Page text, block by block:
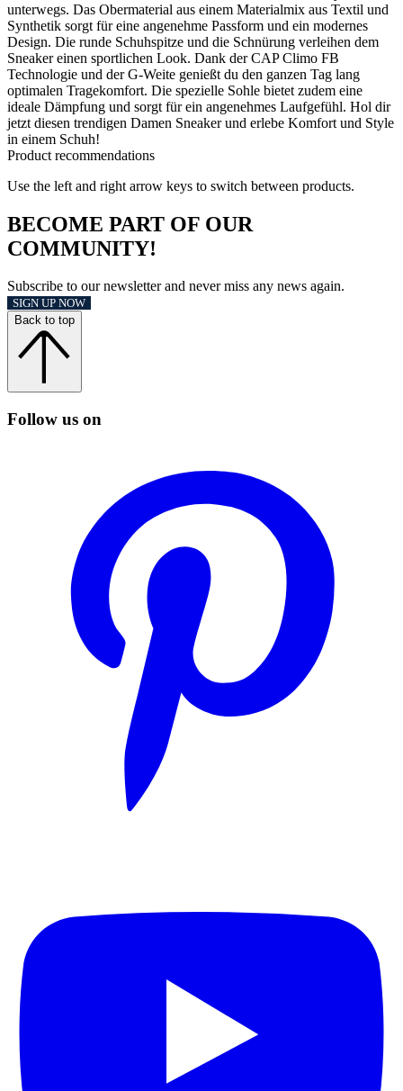
unterwegs. Das Obermaterial aus einem Materialmix aus Textil und
Synthetik sorgt für eine angenehme Passform und ein modernes
Design. Die runde Schuhspitze und die Schnürung verleihen dem
Sneaker einen sportlichen Look. Dank der CAP Climo FB
Technologie und der G-Weite genießt du den ganzen Tag lang
optimalen Tragekomfort. Die spezielle Sohle bietet zudem eine
ideale Dämpfung und sorgt für ein angenehmes Laufgefühl. Hol dir
jetzt diesen trendigen Damen Sneaker und erlebe Komfort und Style
in einem Schuh!
Product recommendations
Use the left and right arrow keys to switch between products.
BECOME PART OF OUR
COMMUNITY!
Subscribe to our newsletter and never miss any news again.
SIGN UP NOW
Back to top
Follow us on